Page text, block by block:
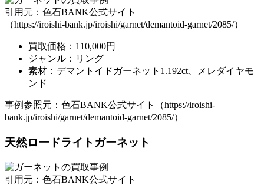
引用元：色石BANK公式サイト
（https://iroishi-bank.jp/iroishi/garnet/demantoid-garnet/2085/）
買取価格：110,000円
ジャンル：リング
素材：デマントイドガーネット1.192ct、メレダイヤモ
ンド
事例参照元：色石BANK公式サイト（https://iroishi-
bank.jp/iroishi/garnet/demantoid-garnet/2085/）
天然ロードライトガーネット
引用元：色石BANK公式サイト